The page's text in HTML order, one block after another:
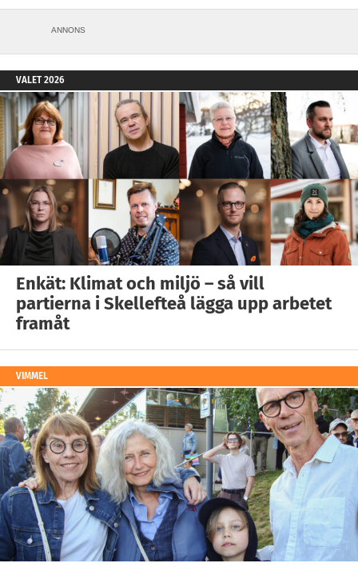
ANNONS
VALET 2026
Enkät: Klimat och miljö – så vill
partierna i Skellefteå lägga upp arbetet
framåt
VIMMEL